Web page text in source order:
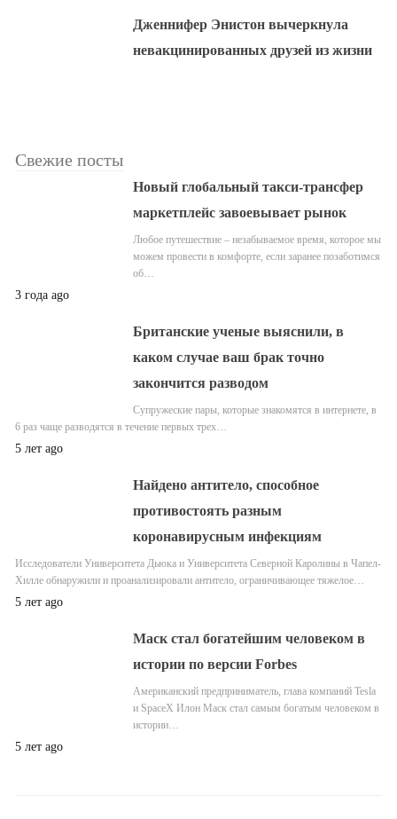
Дженнифер Энистон вычеркнула
невакцинированных друзей из жизни
Свежие посты
Новый глобальный такси-трансфер
маркетплейс завоевывает рынок
Любое путешествие – незабываемое время, которое мы
можем провести в комфорте, если заранее позаботимся
об…
3 года ago
Британские ученые выяснили, в
каком случае ваш брак точно
закончится разводом
Супружеские пары, которые знакомятся в интернете, в
6 раз чаще разводятся в течение первых трех…
5 лет ago
Найдено антитело, способное
противостоять разным
коронавирусным инфекциям
Исследователи Университета Дьюка и Университета Северной Каролины в Чапел-
Хилле обнаружили и проанализировали антитело, ограничивающее тяжелое…
5 лет ago
Маск стал богатейшим человеком в
истории по версии Forbes
Американский предприниматель, глава компаний Tesla
и SpaceX Илон Маск стал самым богатым человеком в
истории…
5 лет ago